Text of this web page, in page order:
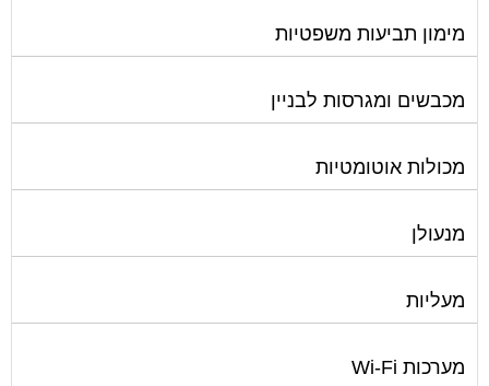
מימון תביעות משפטיות
מכבשים ומגרסות לבניין
מכולות אוטומטיות
מנעולן
מעליות
מערכות Wi-Fi